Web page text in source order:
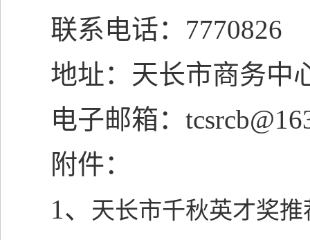
联系电话：7770826
地址：天长市商务中
电子邮箱：
附件：
1、
天长市千秋英才奖